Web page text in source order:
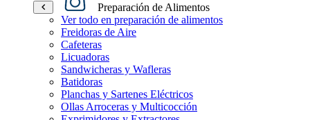
Preparación de Alimentos
Ver todo en preparación de alimentos
Freidoras de Aire
Cafeteras
Licuadoras
Sandwicheras y Wafleras
Batidoras
Planchas y Sartenes Eléctricos
Ollas Arroceras y Multicocción